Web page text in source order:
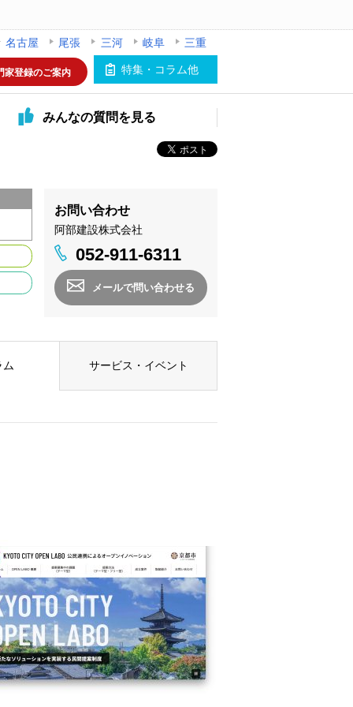
名古屋 尾張 三河 岐阜
三重
特集・コラム他
家登録のご案内
みんなの質問を見る
お問い合わせ
阿部建設株式会社
052-911-6311
メールで問い合わせる
ム サービス・イベント